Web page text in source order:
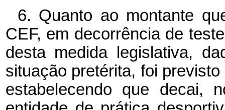
6. Quanto ao montante
CEF, em decorrência de
desta medida legislativa,
situação pretérita, foi
estabelecendo que